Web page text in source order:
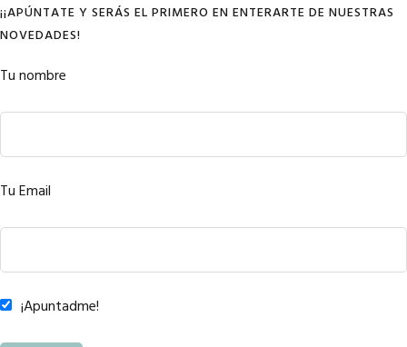
¡¡APÚNTATE Y SERÁS EL PRIMERO EN ENTERARTE DE NUESTRAS
NOVEDADES!
Tu nombre
Tu Email
¡Apuntadme!